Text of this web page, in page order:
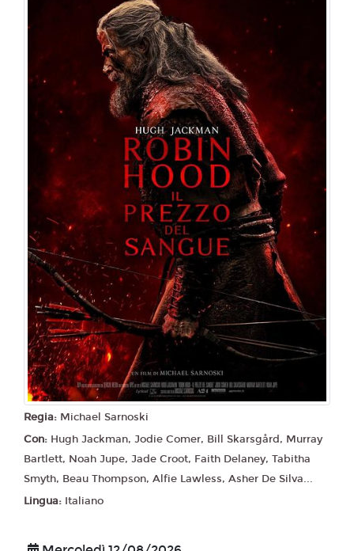
Regia: Michael Sarnoski
Con: Hugh Jackman, Jodie Comer, Bill Skarsgård, Murray
Bartlett, Noah Jupe, Jade Croot, Faith Delaney, Tabitha
Smyth, Beau Thompson, Alfie Lawless, Asher De Silva...
Lingua: Italiano